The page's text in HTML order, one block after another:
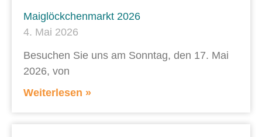
Maiglöckchenmarkt 2026
4. Mai 2026
Besuchen Sie uns am Sonntag, den 17. Mai
2026, von
Weiterlesen »